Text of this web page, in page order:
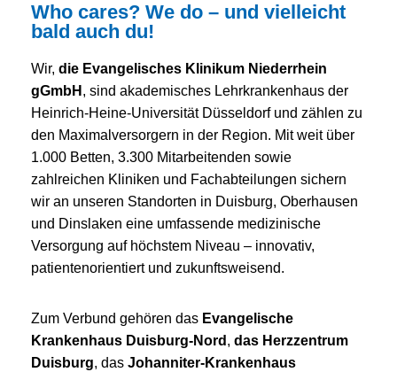
Who cares? We do – und vielleicht
bald auch du!
Wir, die Evangelisches Klinikum Niederrhein
gGmbH , sind akademisches Lehrkrankenhaus der
Heinrich-Heine-Universität Düsseldorf und zählen zu
den Maximalversorgern in der Region. Mit weit über
1.000 Betten, 3.300 Mitarbeitenden sowie
zahlreichen Kliniken und Fachabteilungen sichern
wir an unseren Standorten in Duisburg, Oberhausen
und Dinslaken eine umfassende medizinische
Versorgung auf höchstem Niveau – innovativ,
patientenorientiert und zukunftsweisend.
Zum Verbund gehören das Evangelische
Krankenhaus Duisburg-Nord , das Herzzentrum
Duisburg, das Johanniter-Krankenhaus